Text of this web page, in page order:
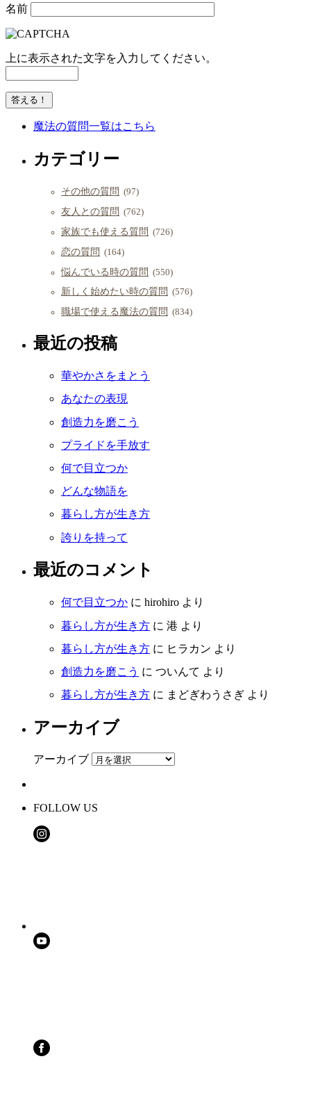
名前
上に表示された文字を入力してください。
魔法の質問一覧はこちら
カテゴリー
その他の質問 (97)
友人との質問 (762)
家族でも使える質問 (726)
恋の質問 (164)
悩んでいる時の質問 (550)
新しく始めたい時の質問 (576)
職場で使える魔法の質問 (834)
最近の投稿
華やかさをまとう
あなたの表現
創造力を磨こう
プライドを手放す
何で目立つか
どんな物語を
暮らし方が生き方
誇りを持って
最近のコメント
何で目立つか に hirohiro より
暮らし方が生き方 に 港 より
暮らし方が生き方 に ヒラカン より
創造力を磨こう に ついんて より
暮らし方が生き方 に まどぎわうさぎ より
アーカイブ
アーカイブ
FOLLOW US